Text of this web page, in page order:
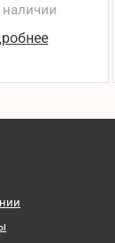
наличии